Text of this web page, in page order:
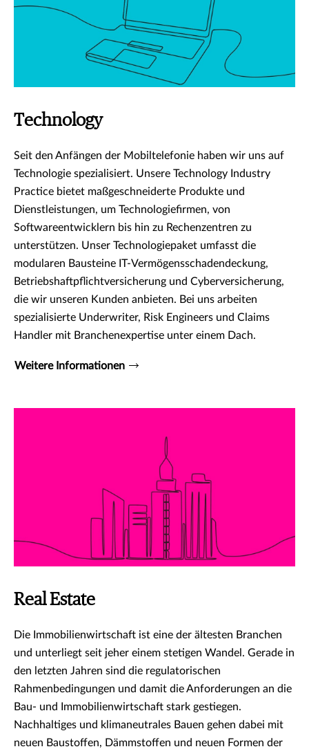
Technology
Seit den Anfängen der Mobiltelefonie haben wir uns auf
Technologie spezialisiert. Unsere Technology Industry
Practice bietet maßgeschneiderte Produkte und
Dienstleistungen, um Technologiefirmen, von
Softwareentwicklern bis hin zu Rechenzentren zu
unterstützen. Unser Technologiepaket umfasst die
modularen Bausteine IT-Vermögensschadendeckung,
Betriebshaftpflichtversicherung und Cyberversicherung,
die wir unseren Kunden anbieten. Bei uns arbeiten
spezialisierte Underwriter, Risk Engineers und Claims
Handler mit Branchenexpertise unter einem Dach.
Weitere Informationen
Real Estate
Die Immobilienwirtschaft ist eine der ältesten Branchen
und unterliegt seit jeher einem stetigen Wandel. Gerade in
den letzten Jahren sind die regulatorischen
Rahmenbedingungen und damit die Anforderungen an die
Bau- und Immobilienwirtschaft stark gestiegen.
Nachhaltiges und klimaneutrales Bauen gehen dabei mit
neuen Baustoffen, Dämmstoffen und neuen Formen der